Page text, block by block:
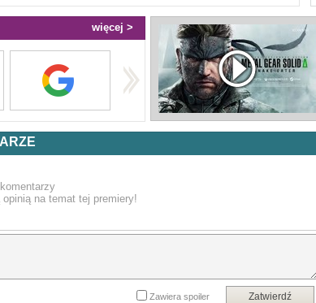
więcej >
na temat tej premiery!
Zatwierdź
Zawiera spoiler